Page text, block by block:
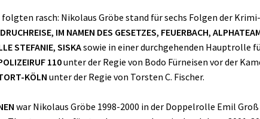
rasch: Nikolaus Gröbe stand für sechs Folgen der
, IM NAMEN DES GESETZES, FEUERBACH,
STEFANIE, SISKAsowie in einer durchgehenden Hauptrolle
110unter der Regie von Bodo Fürneisen vor der
KÖLN unter der Regie von Torsten C. Fischer.
war Nikolaus Gröbe 1998-2000 in der Doppelrolle Emil